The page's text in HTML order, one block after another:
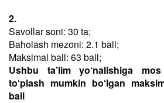
2.
Savollar soni: 30 ta;
Baholash mezoni: 2.1 ball;
Maksimal ball: 63 ball;
Ushbu ta’lim yo‘nalishiga
to‘plash mumkin bo‘lgan
ball